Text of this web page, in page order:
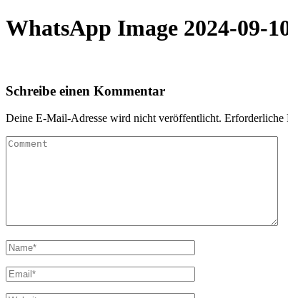
WhatsApp Image 2024-09-
Schreibe einen Kommentar
Deine E-Mail-Adresse wird nicht veröffentlicht. Erforderliche